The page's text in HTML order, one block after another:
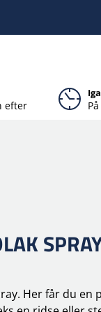
efter
Her får du en